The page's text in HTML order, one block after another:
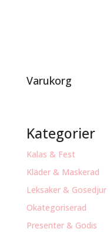
Varukorg
Kategorier
Kalas & Fest
Kläder & Maskerad
Leksaker & Gosedjur
Okategoriserad
Presenter & Godis